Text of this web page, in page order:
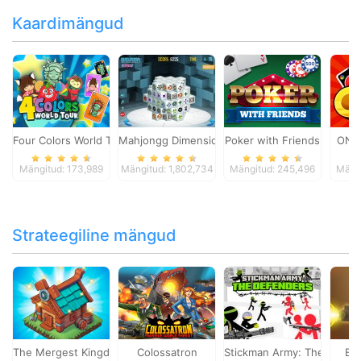
Kaardimängud
Four Colors World Tour
Mängitud: 173,989
Mahjongg Dimensions
Mängitud: 1,802,734
Poker with Friends
Mängitud: 245,496
Strateegiline mängud
The Mergest Kingdom Colossatron Stickman Army: The